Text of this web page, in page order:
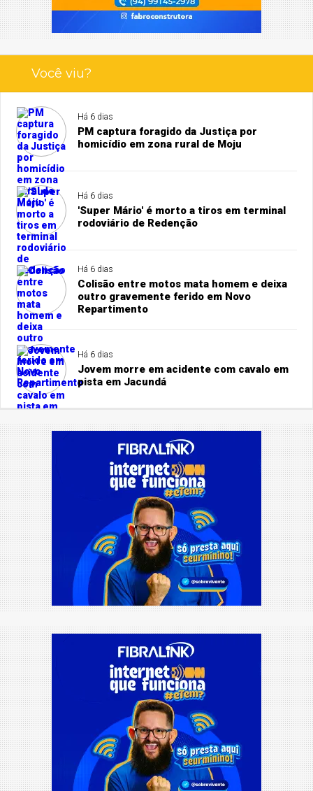
Você viu?
Há 6 dias
PM captura foragido da Justiça por
homicídio em zona rural de Moju
Há 6 dias
'Super Mário' é morto a tiros em terminal
rodoviário de Redenção
Há 6 dias
Colisão entre motos mata homem e deixa
outro gravemente ferido em Novo
Repartimento
Há 6 dias
Jovem morre em acidente com cavalo em
pista em Jacundá